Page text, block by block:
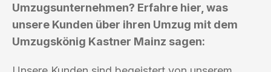
Umzugsunternehmen? Erfahre hier, was
unsere Kunden über ihren Umzug mit dem
Umzugskönig Kastner Mainz sagen: